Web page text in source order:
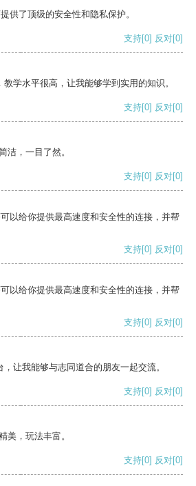
供了顶级的安全性和隐私保护。
支持[0] 反对[0]
学水平很高，让我能够学到实用的知识。
支持[0] 反对[0]
洁，一目了然。
支持[0] 反对[0]
以给你提供最高速度和安全性的连接，并帮
支持[0] 反对[0]
以给你提供最高速度和安全性的连接，并帮
支持[0] 反对[0]
让我能够与志同道合的朋友一起交流。
支持[0] 反对[0]
美，玩法丰富。
支持[0] 反对[0]